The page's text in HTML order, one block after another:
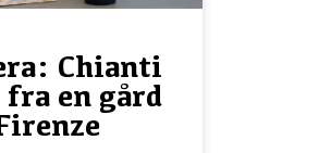
Chianti
fra en gård